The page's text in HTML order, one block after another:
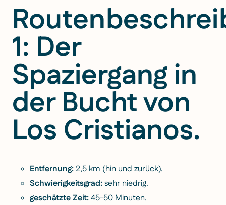
1: Der
Spaziergang in
der Bucht von
Los Cristianos.
Entfernung: 2,5 km (hin und zurück).
Schwierigkeitsgrad:sehr niedrig.
geschätzte Zeit:45-50 Minuten.